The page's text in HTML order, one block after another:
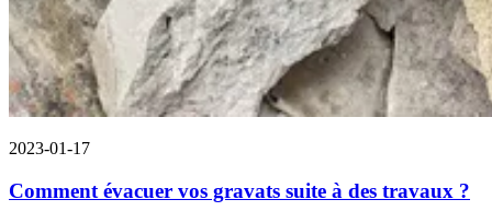
2023-01-17
Comment évacuer vos gravats suite à des travaux ?